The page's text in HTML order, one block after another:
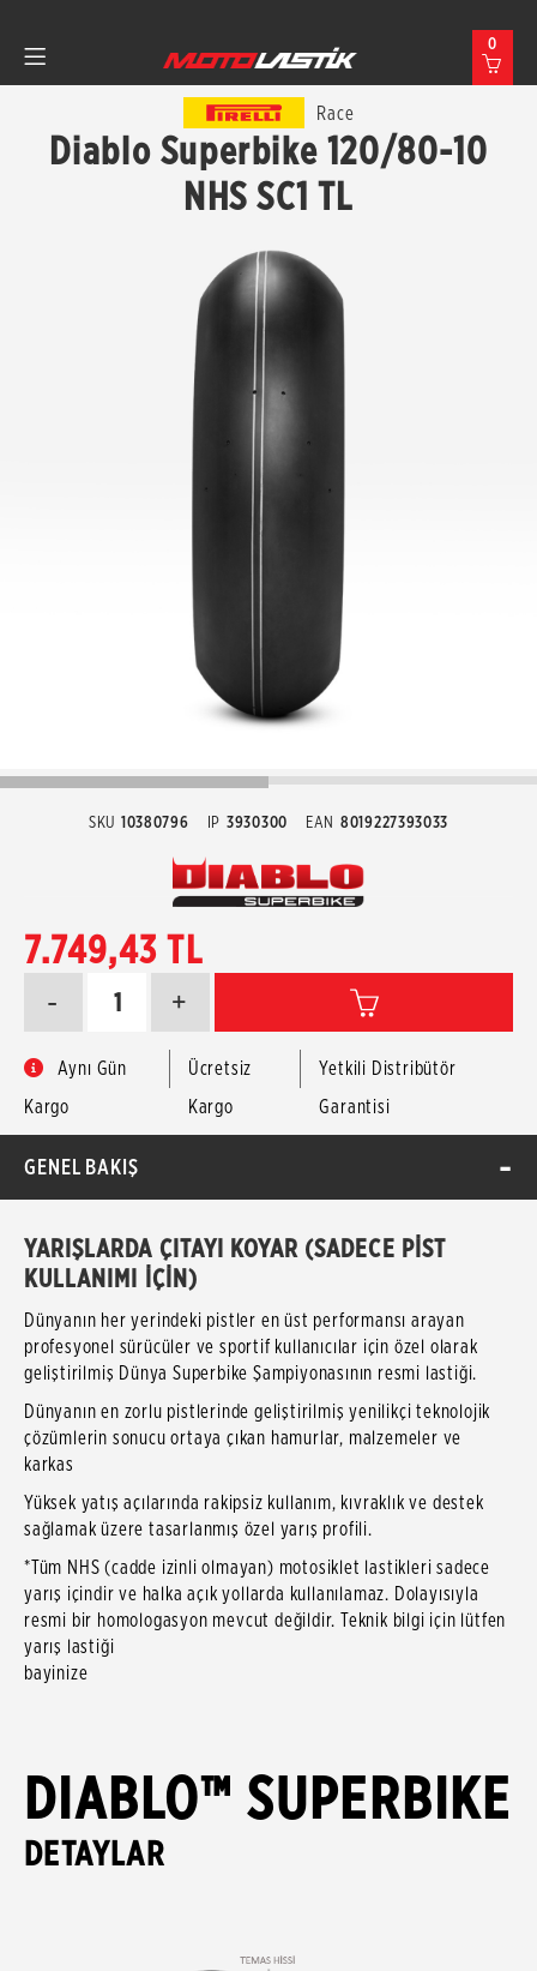
0
Race
Diablo Superbike 120/80-10
NHS SC1 TL
SKU 10380796 IP 3930300 EAN 8019227393033
7.749,43 TL
+
-
Aynı Gün
Kargo
Ücretsiz
Kargo
Yetkili Distribütör
Garantisi
GENEL BAKIŞ
YARIŞLARDA ÇITAYI KOYAR (SADECE PİST
KULLANIMI İÇİN)
Dünyanın her yerindeki pistler en üst performansı arayan
profesyonel sürücüler ve sportif kullanıcılar için özel olarak
geliştirilmiş Dünya Superbike Şampiyonasının resmi lastiği.
Dünyanın en zorlu pistlerinde geliştirilmiş yenilikçi teknolojik
çözümlerin sonucu ortaya çıkan hamurlar, malzemeler ve
karkas
Yüksek yatış açılarında rakipsiz kullanım, kıvraklık ve destek
sağlamak üzere tasarlanmış özel yarış profili.
*Tüm NHS (cadde izinli olmayan) motosiklet lastikleri sadece
yarış içindir ve halka açık yollarda kullanılamaz. Dolayısıyla
resmi bir homologasyon mevcut değildir. Teknik bilgi için lütfen
yarış lastiği
bayinize
DIABLO™ SUPERBIKE
DETAYLAR